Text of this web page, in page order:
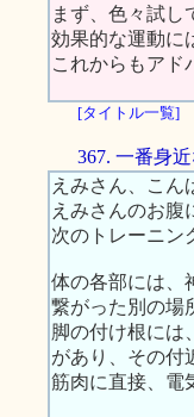
まず、色々試し
効果的な運動に
これからもアド
[タイトル一覧]
367. 一番身
えみさん、こん
えみさんのお腹
次のトレーニン
体の各部には、
繋がった別の場
脚の付け根には
があり、その付
筋肉に直接、電